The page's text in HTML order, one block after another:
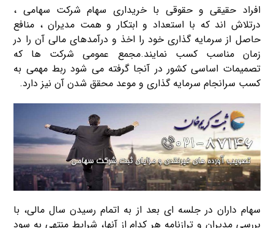
افراد حقیقی و حقوقی با خریداری سهام شرکت سهامی ،
درتلاش اند که با استعداد و ابتکار و همت مدیران ، منافع
حاصل از سرمایه گذاری خود را اخذ و درآمدهای مالی آن را در
زمان مناسب کسب نمایند.مجمع عمومی شرکت ها که
تصمیمات اساسی کشور در آنجا گرفته می شود ربط مهمی به
کسب سرانجام سرمایه گذاری و موعد محقق شدن آن نیز دارد.
سهام داران در جلسه ای بعد از به اتمام رسیدن سال مالی، با
بررسی مدیران و ترازنامه هر کدام از آنها، شرایط منتهی به سود